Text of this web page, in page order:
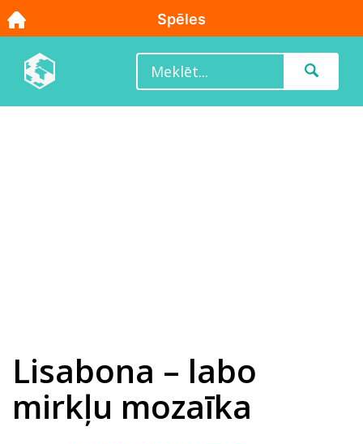
Lisabona – labo
mirkļu mozaīka